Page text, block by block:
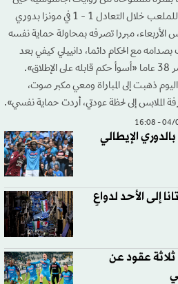
وضع جهاز تسجيل على خط جانبي للملعب خلال التعادل 1 - 1 في مونزا بدوري
الأربعاء، مبررا تصرفه بمحاولة حماية نفسه
مع الحكام دائما، دانييلي كيفي بعد
المباراة، قائلا إن الحكم البالغ من العمر 38 عاما «أسوأ حكم قابله على الإطلاق».
ذهبت إلى المباراة ومعي مكبر صوت،
إلى لحظة عودتي، أردت حماية نفسي».
الإيطالي
إلى الأحد لدواعٍ
عقود عن